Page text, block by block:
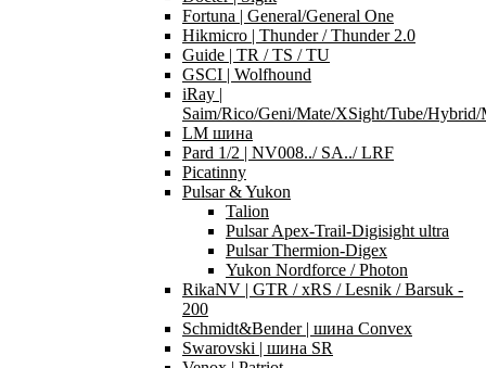
Fortuna | General/General One
Hikmicro | Thunder / Thunder 2.0
Guide | TR / TS / TU
GSCI | Wolfhound
iRay |
Saim/Rico/Geni/Mate/XSight/Tube/
LM шина
Pard 1/2 | NV008../ SA../ LRF
Picatinny
Pulsar & Yukon
Talion
Pulsar Apex-Trail-Digisight ultra
Pulsar Thermion-Digex
Yukon Nordforce / Photon
RikaNV | GTR / xRS / Lesnik / Barsuk -
200
Schmidt&Bender | шина Convex
Swarovski | шина SR